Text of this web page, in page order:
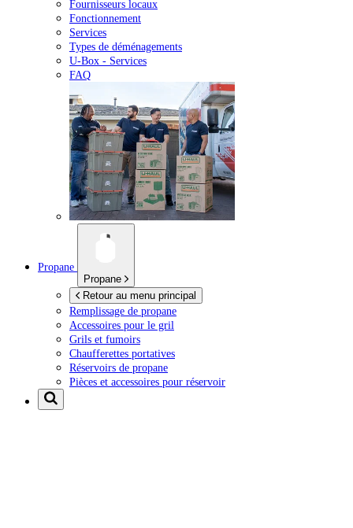
Fournisseurs locaux
Fonctionnement
Services
Types de déménagements
U-Box - Services
FAQ
Propane
Propane
Retour au menu principal
Remplissage de propane
Accessoires pour le gril
Grils et fumoirs
Chaufferettes portatives
Réservoirs de propane
Pièces et accessoires pour réservoir